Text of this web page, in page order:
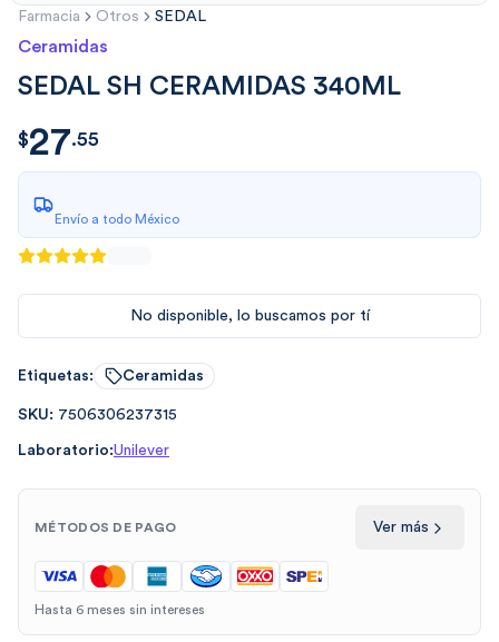
Farmacia Otros SEDAL
Ceramidas
SEDAL SH CERAMIDAS 340ML
$27.551724
$27.55
Envío a todo México
No disponible, lo buscamos por tí
Etiquetas: Ceramidas
SKU: 7506306237315
Laboratorio:Unilever
MÉTODOS DE PAGO Ver más
Hasta 6 meses sin intereses